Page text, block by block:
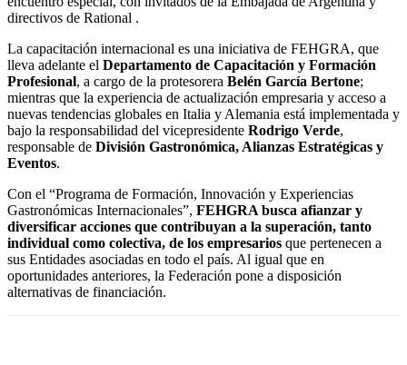
directivos de Rational .
La capacitación internacional es una iniciativa de FEHGRA, que
lleva adelante el Departamento de Capacitación y Formación
Profesional, a cargo de la protesorera Belén García Bertone;
mientras que la experiencia de actualización empresaria y acceso a
nuevas tendencias globales en Italia y Alemania está implementada y
bajo la responsabilidad del vicepresidente Rodrigo Verde,
responsable de División Gastronómica, Alianzas Estratégicas y
Eventos.
Con el “Programa de Formación, Innovación y Experiencias
Gastronómicas Internacionales”, FEHGRA busca afianzar y
diversificar acciones que contribuyan a la superación, tanto
individual como colectiva, de los empresarios que pertenecen a
sus Entidades asociadas en todo el país. Al igual que en
oportunidades anteriores, la Federación pone a disposición
alternativas de financiación.